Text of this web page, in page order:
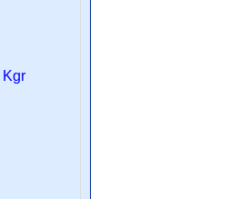
Kgr